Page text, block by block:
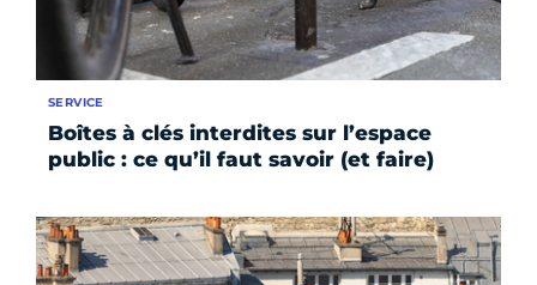
Boîtes à clés interdites sur l’espace
public : ce qu’il faut savoir (et faire)
SERVICE